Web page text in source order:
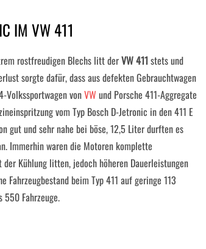
IM VW 411
rostfreudigen Blechs litt derVW 411 stets und
sorgte dafür, dass aus defekten Gebrauchtwagen
Volkssportwagen vonVW und Porsche 411-Aggregate
vom Typ Bosch D-Jetronic in den 411 E
gut und sehr nahe bei böse, 12,5 Liter durften es
Immerhin waren die Motoren komplette
Kühlung litten, jedoch höheren Dauerleistungen
beim Typ 411 auf geringe 113
Fahrzeuge.